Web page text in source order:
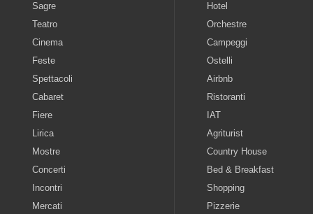
Sagre
Teatro
Cinema
Feste
Spettacoli
Cabaret
Fiere
Lirica
Mostre
Concerti
Incontri
Mercati
Hotel
Orchestre
Campeggi
Ostelli
Airbnb
Ristoranti
IAT
Agriturist
Country House
Bed & Breakfast
Shopping
Pizzerie